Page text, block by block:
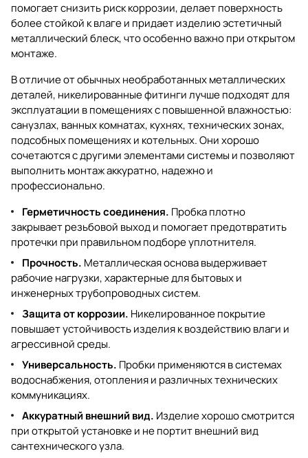
помогает снизить риск коррозии, делает поверхность
более стойкой к влаге и придает изделию эстетичный
металлический блеск, что особенно важно при открытом
монтаже.
В отличие от обычных необработанных металлических
деталей, никелированные фитинги лучше подходят для
эксплуатации в помещениях с повышенной влажностью:
санузлах, ванных комнатах, кухнях, технических зонах,
подсобных помещениях и котельных. Они хорошо
сочетаются с другими элементами системы и позволяют
выполнить монтаж аккуратно, надежно и
профессионально.
Герметичность соединения. Пробка плотно
закрывает резьбовой выход и помогает предотвратить
протечки при правильном подборе уплотнителя.
Прочность. Металлическая основа выдерживает
рабочие нагрузки, характерные для бытовых и
инженерных трубопроводных систем.
Защита от коррозии. Никелированное покрытие
повышает устойчивость изделия к воздействию влаги и
агрессивной среды.
Универсальность. Пробки применяются в системах
водоснабжения, отопления и различных технических
коммуникациях.
Аккуратный внешний вид. Изделие хорошо смотрится
при открытой установке и не портит внешний вид
сантехнического узла.